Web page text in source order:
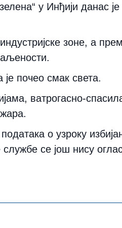
у Инђији данас
зоне, а
је почео смак света.
ватрогасно-
о узроку
се још нису